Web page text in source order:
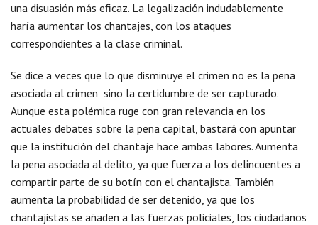
una disuasión más eficaz. La legalización indudablemente
haría aumentar los chantajes, con los ataques
correspondientes a la clase criminal.
Se dice a veces que lo que disminuye el crimen no es la pena
asociada al crimen sino la certidumbre de ser capturado.
Aunque esta polémica ruge con gran relevancia en los
actuales debates sobre la pena capital, bastará con apuntar
que la institución del chantaje hace ambas labores. Aumenta
la pena asociada al delito, ya que fuerza a los delincuentes a
compartir parte de su botín con el chantajista. También
aumenta la probabilidad de ser detenido, ya que los
chantajistas se añaden a las fuerzas policiales, los ciudadanos